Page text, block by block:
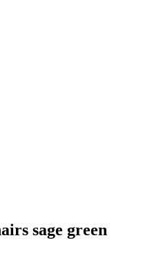
sage green